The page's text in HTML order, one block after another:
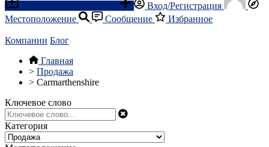
Вход/Регистрация
Местоположение
Сообщение Избранное
Компании Блог
Главная
> Продажа
> Carmarthenshire
Ключевое слово
Категория